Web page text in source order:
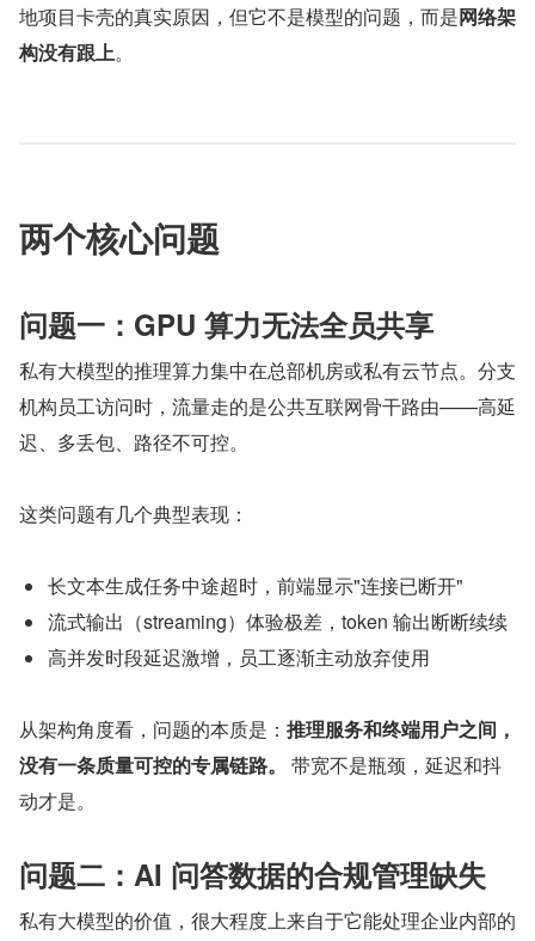
地项目卡壳的真实原因，但它不是模型的问题，而是网络架
构没有跟上。
两个核心问题
问题一：GPU 算力无法全员共享
私有大模型的推理算力集中在总部机房或私有云节点。分支
机构员工访问时，流量走的是公共互联网骨干路由——高延
迟、多丢包、路径不可控。
这类问题有几个典型表现：
长文本生成任务中途超时，前端显示"连接已断开"
流式输出（streaming）体验极差，token 输出断断续续
高并发时段延迟激增，员工逐渐主动放弃使用
从架构角度看，问题的本质是： 推理服务和终端用户之间，
没有一条质量可控的专属链路。
带宽不是瓶颈，延迟和抖
动才是。
问题二：AI 问答数据的合规管理缺失
私有大模型的价值，很大程度上来自于它能处理企业内部的